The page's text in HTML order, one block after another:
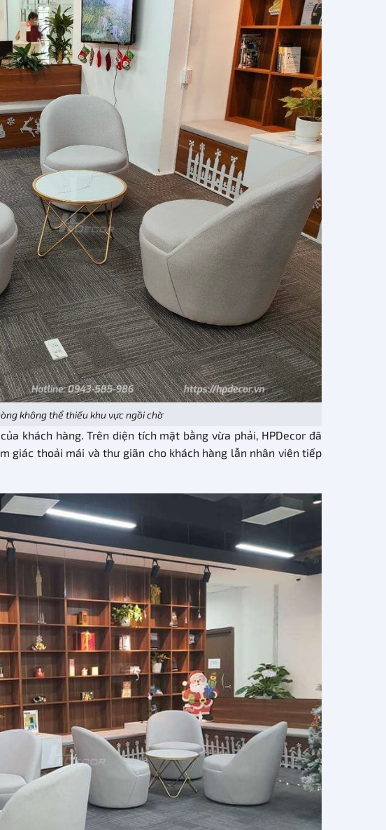
không thể thiếu khu vực ngồi chờ
khách hàng. Trên diện tích mặt bằng vừa phải, HPDecor đã
giác thoải mái và thư giãn cho khách hàng lẫn nhân viên tiếp